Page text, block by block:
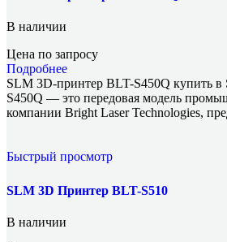
В наличии
Цена по запросу
Подробнее
SLM 3D-принтер BLT-S450Q купить
S450Q — это передовая модель
компании Bright Laser Technologies,
Быстрый просмотр
SLM 3D Принтер BLT-S510
В наличии